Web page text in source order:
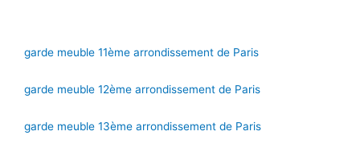
garde meuble 11ème arrondissement de Paris
garde meuble 12ème arrondissement de Paris
garde meuble 13ème arrondissement de Paris